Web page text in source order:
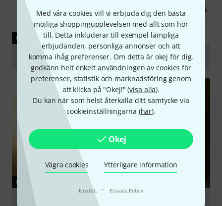
Med våra cookies vill vi erbjuda dig den bästa
möjliga shoppingupplevelsen med allt som hör
till. Detta inkluderar till exempel lämpliga
erbjudanden, personliga annonser och att
komma ihåg preferenser. Om detta är okej för dig,
godkänn helt enkelt användningen av cookies för
preferenser, statistik och marknadsföring genom
att klicka på "Okej!" (visa alla).
Du kan när som helst återkalla ditt samtycke via
cookieinställningarna (här).
Okej
Vägra cookies Ytterligare information
Finstilt · Privacy Policy
GUIDE
Violas
GUIDE
Bows for String Instruments